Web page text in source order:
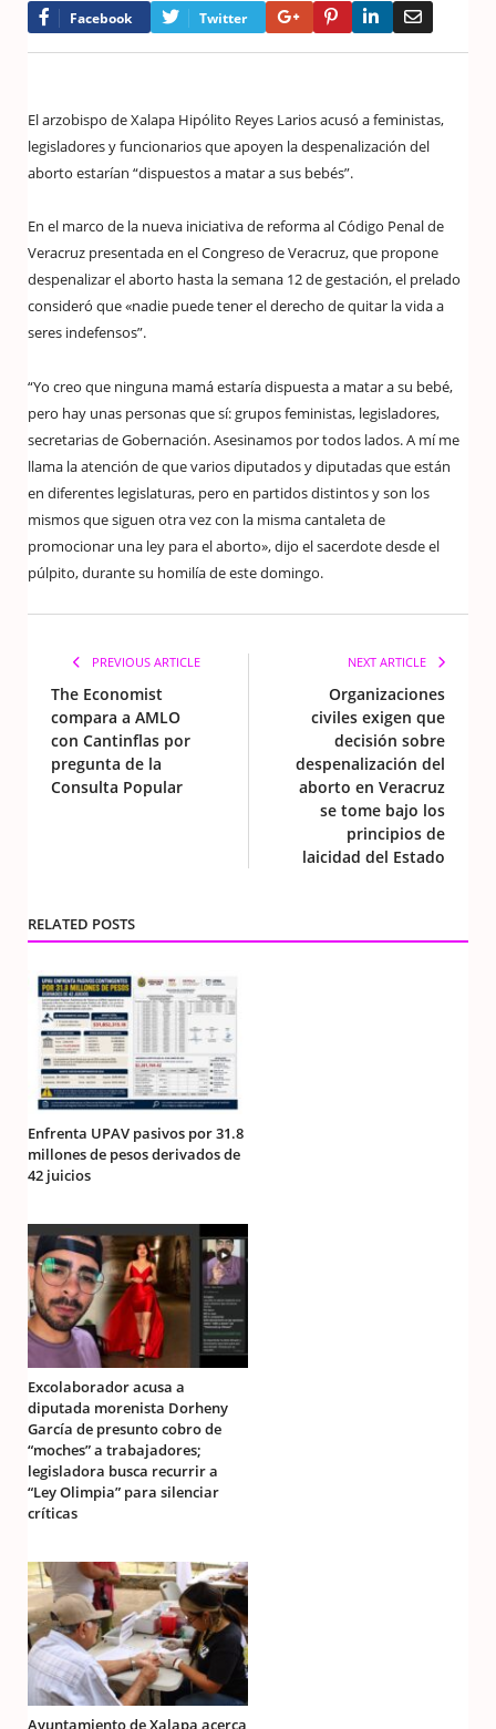
Facebook Twitter Google+PinterestLinkedIn
El arzobispo de Xalapa Hipólito Reyes Larios acusó a feministas,
legisladores y funcionarios que apoyen la despenalización del
aborto estarían “dispuestos a matar a sus bebés”.
En el marco de la nueva iniciativa de reforma al Código Penal de
Veracruz presentada en el Congreso de Veracruz, que propone
despenalizar el aborto hasta la semana 12 de gestación, el prelado
consideró que «nadie puede tener el derecho de quitar la vida a
seres indefensos”.
“Yo creo que ninguna mamá estaría dispuesta a matar a su bebé,
pero hay unas personas que sí: grupos feministas, legisladores,
secretarias de Gobernación. Asesinamos por todos lados. A mí me
llama la atención de que varios diputados y diputadas que están
en diferentes legislaturas, pero en partidos distintos y son los
mismos que siguen otra vez con la misma cantaleta de
promocionar una ley para el aborto», dijo el sacerdote desde el
púlpito, durante su homilía de este domingo.
PREVIOUS ARTICLE
The Economist
compara a AMLO
con Cantinflas por
pregunta de la
Consulta Popular
NEXT ARTICLE
Organizaciones
civiles exigen que
decisión sobre
despenalización del
aborto en Veracruz
se tome bajo los
principios de
laicidad del Estado
RELATED POSTS
Enfrenta UPAV pasivos por 31.8
millones de pesos derivados de
42 juicios
Excolaborador acusa a
diputada morenista Dorheny
García de presunto cobro de
“moches” a trabajadores;
legisladora busca recurrir a
“Ley Olimpia” para silenciar
críticas
Ayuntamiento de Xalapa acerca